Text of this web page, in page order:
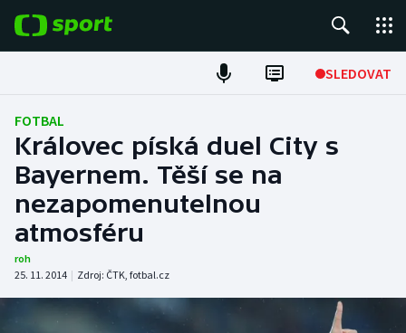
SLEDOVAT
Fotbal
Hokej
Tenis
Atletika
FOTBAL
Královec píská duel City s
Bayernem. Těší se na
nezapomenutelnou
atmosféru
roh
25. 11. 2014 | Zdroj: ČTK, fotbal.cz